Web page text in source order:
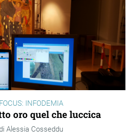
FOCUS: INFODEMIA
oro quel che luccica
Alessia Cosseddu